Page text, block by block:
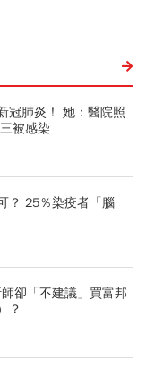
冠肺炎！ 她：醫院照
被感染
？ 25％染疫者「腦
卻「不建議」買富邦
？